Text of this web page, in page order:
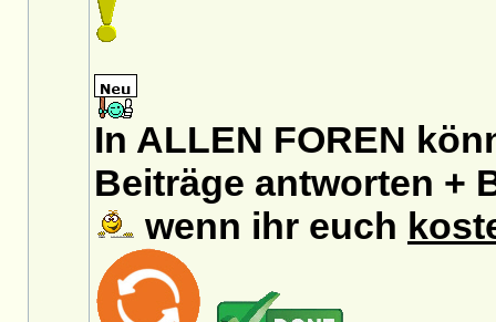
In ALLEN FOREN
Beiträge antworten +
wenn ihr euch